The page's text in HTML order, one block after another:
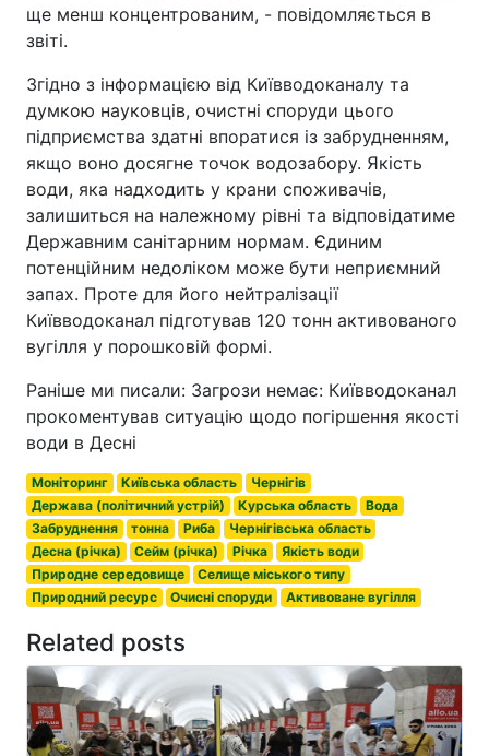
ще менш концентрованим, - повідомляється в
звіті.
Згідно з інформацією від Київводоканалу та
думкою науковців, очистні споруди цього
підприємства здатні впоратися із забрудненням,
якщо воно досягне точок водозабору. Якість
води, яка надходить у крани споживачів,
залишиться на належному рівні та відповідатиме
Державним санітарним нормам. Єдиним
потенційним недоліком може бути неприємний
запах. Проте для його нейтралізації
Київводоканал підготував 120 тонн активованого
вугілля у порошковій формі.
Раніше ми писали: Загрози немає: Київводоканал
прокоментував ситуацію щодо погіршення якості
води в Десні
Моніторинг Київська область
Чернігів
Держава (політичний устрій)
Курська область
Вода
Забруднення
тонна Риба
Чернігівська область
Десна (річка)
Сейм (річка) Річка
Якість води
Природне середовище
Селище міського типу
Природний ресурс
Очисні споруди Активоване вугілля
Related posts